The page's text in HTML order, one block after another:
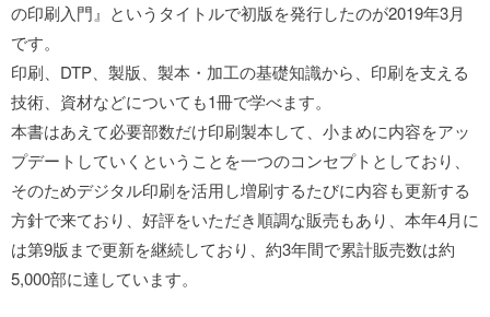
の印刷入門』というタイトルで初版を発行したのが2019年3月
です。
印刷、DTP、製版、製本・加工の基礎知識から、印刷を支える
技術、資材などについても1冊で学べます。
本書はあえて必要部数だけ印刷製本して、小まめに内容をアッ
プデートしていくということを一つのコンセプトとしており、
そのためデジタル印刷を活用し増刷するたびに内容も更新する
方針で来ており、好評をいただき順調な販売もあり、本年4月に
は第9版まで更新を継続しており、約3年間で累計販売数は約
5,000部に達しています。